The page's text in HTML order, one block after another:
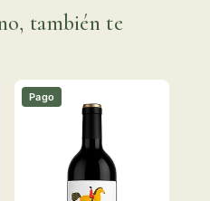
también te
Pago